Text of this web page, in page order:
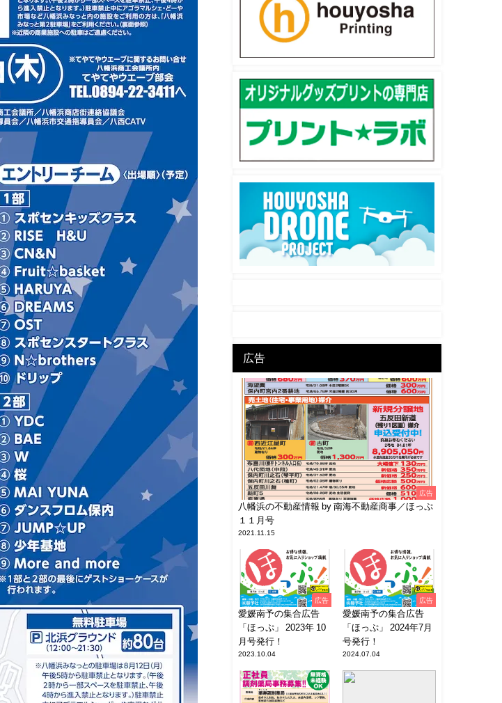
広告
広告
八幡浜の不動産情報 by 南海不動産商事／ほっぷ
１１月号
2021.11.15
広告
愛媛南予の集合広告
「ほっぷ」 2023年 10
月号発行！
2023.10.04
広告
愛媛南予の集合広告
「ほっぷ」 2024年7月
号発行！
2024.07.04